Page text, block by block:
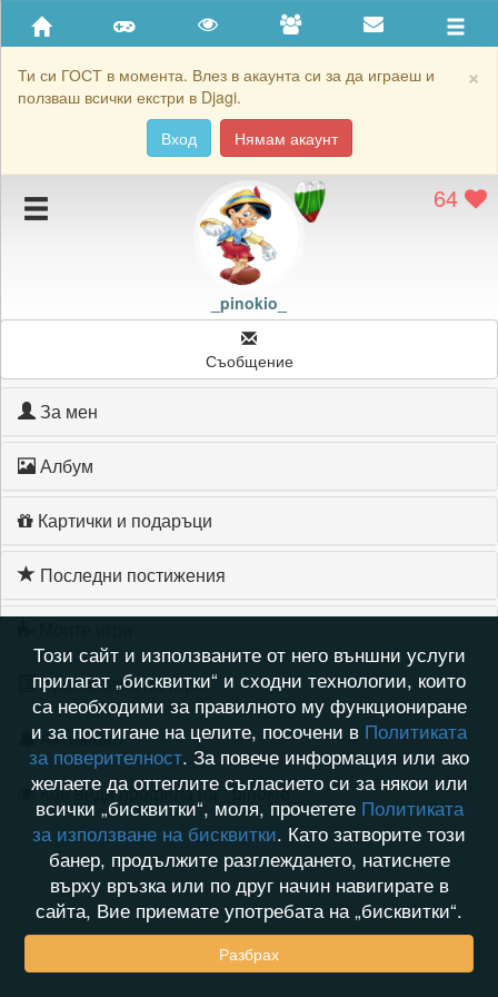
×
Ти си ГОСТ в момента. Влез в акаунта си за да играеш и
ползваш всички екстри в Djagi.
Вход
Нямам акаунт
Приятели
Хронология на игри
Подаръците на _pinokio_
Картичките на _pinokio_
64
_pinokio_
Съобщение
За мен
Албум
Картички и подаръци
Последни постижения
Хронология на игри
Активност
Кой видя профила на _pinokio_
Този сайт и използваните от него външни услуги
прилагат „бисквитки“ и сходни технологии, които
са необходими за правилното му функциониране
и за постигане на целите, посочени в Политиката
за поверителност. За повече информация или ако
желаете да оттеглите съгласието си за някои или
всички „бисквитки“, моля, прочетете Политиката
за използване на бисквитки. Като затворите този
банер, продължите разглеждането, натиснете
върху връзка или по друг начин навигирате в
сайта, Вие приемате употребата на „бисквитки“.
Разбрах